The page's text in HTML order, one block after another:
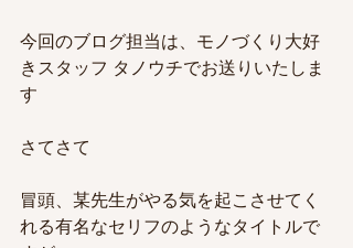
今回のブログ担当は、モノづくり大好
きスタッフ タノウチでお送りいたしま
す
さてさて
冒頭、某先生がやる気を起こさせてく
れる有名なセリフのようなタイトルで